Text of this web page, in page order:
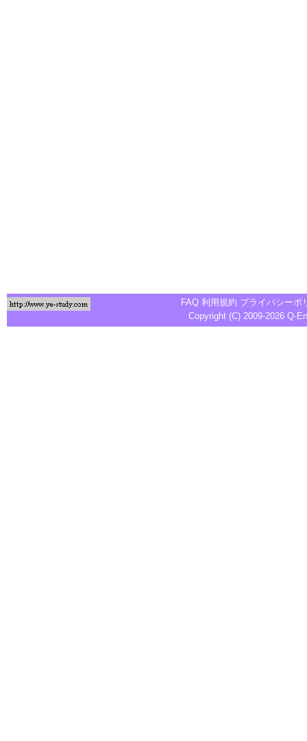
FAQ 利用規約 プライバシーポ
Copyright (C) 2009-2026 Q-